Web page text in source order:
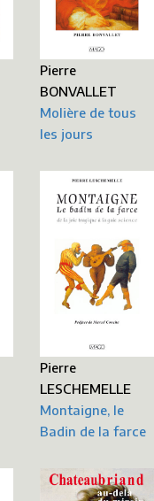
Pierre
BONVALLET
Molière de tous
les jours
Pierre
LESCHEMELLE
Montaigne, le
Badin de la farce